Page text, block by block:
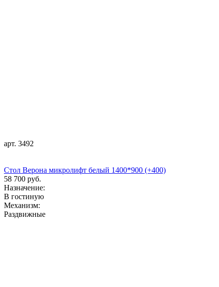
арт. 3492
Стол Верона микролифт белый 1400*900 (+400)
58 700 руб.
Назначение:
В гостиную
Механизм:
Раздвижные